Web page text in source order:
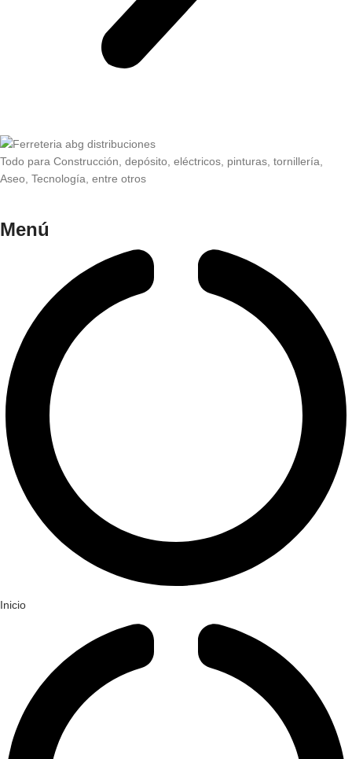
Todo para Construcción, depósito, eléctricos, pinturas, tornillería,
Aseo, Tecnología, entre otros
Menú
Inicio